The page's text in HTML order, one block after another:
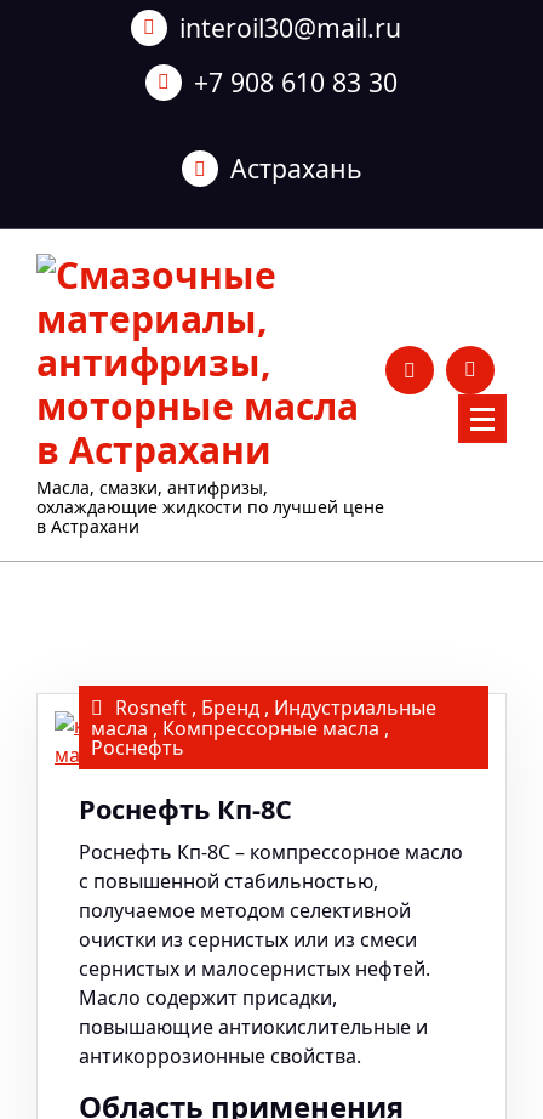
interoil30@mail.ru
+7 908 610 83 30
Астрахань
Масла, смазки, антифризы,
охлаждающие жидкости по лучшей цене
в Астрахани
Rosneft , Бренд , Индустриальные
масла , Компрессорные масла ,
Роснефть
Роснефть Кп-8С
Роснефть Кп-8С – компрессорное масло
с повышенной стабильностью,
получаемое методом селективной
очистки из сернистых или из смеси
сернистых и малосернистых нефтей.
Масло содержит присадки,
повышающие антиокислительные и
антикоррозионные свойства.
Область применения